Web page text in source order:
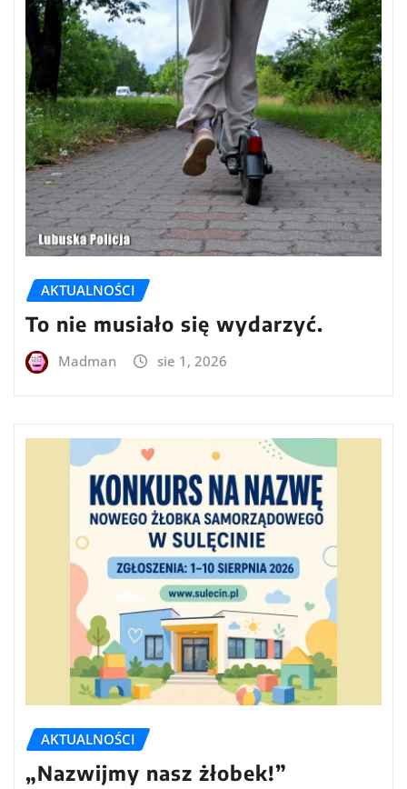
AKTUALNOŚCI
To nie musiało się wydarzyć.
Madman sie 1, 2026
AKTUALNOŚCI
„Nazwijmy nasz żłobek!”